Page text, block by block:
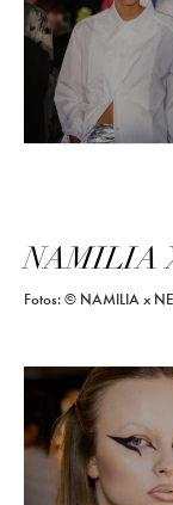
NAMILIA
Fotos: © NAMILIA x